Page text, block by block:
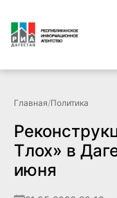
Главная/Политика
Тлох» в
июня